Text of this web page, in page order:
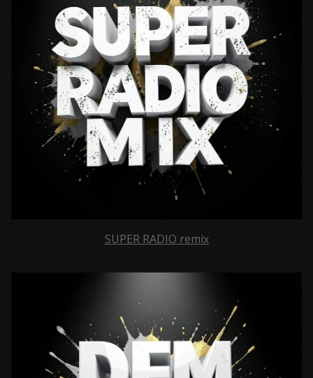
SUPER RADIO remix